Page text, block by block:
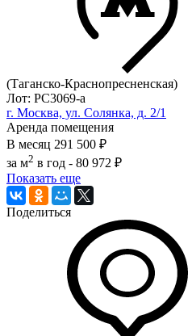
(Таганско-Краснопресненская)
Лот: РС3069-a
г. Москва, ул. Солянка, д. 2/1
Аренда помещения
В месяц 291 500 ₽
за м2 в год - 80 972 ₽
Показать еще
Поделиться